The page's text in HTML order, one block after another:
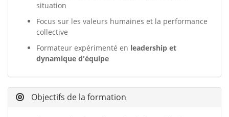
situation
Focus sur les valeurs humaines et la performance
collective
Formateur expérimenté en leadership et
dynamique d'équipe
Objectifs de la formation